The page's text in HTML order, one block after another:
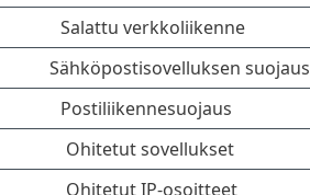
Salattu verkkoliikenne
Sähköpostisovelluksen suojaus
Postiliikennesuojaus
Ohitetut sovellukset
Ohitetut IP-osoitteet